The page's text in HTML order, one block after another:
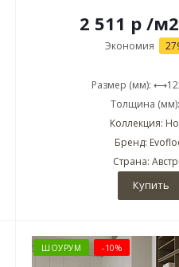
2 511 р /м2
Экономия
Размер (мм):
Толщина
Коллекция:
Бренд:
Страна:
Купить
ШОУРУМ -10%